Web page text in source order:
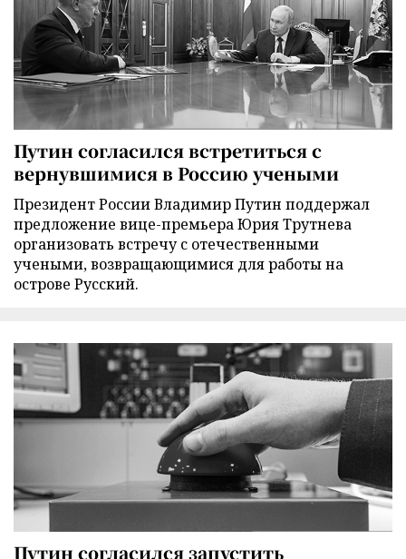
Путин согласился встретиться с
вернувшимися в Россию учеными
Президент России Владимир Путин поддержал
предложение вице-премьера Юрия Трутнева
организовать встречу с отечественными
учеными, возвращающимися для работы на
острове Русский.
Путин согласился запустить